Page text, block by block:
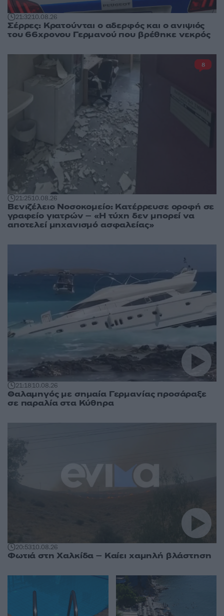
21:3210.08.26
Σέρρες: Κρατούνται ο αδερφός και ο ανιψιός
του 66χρονου Γερμανού που βρέθηκε νεκρός
21:2510.08.26
Βενιζέλειο Νοσοκομείο: Κατέρρευσε οροφή σε
γραφείο γιατρών – «Η τύχη δεν μπορεί να
αποτελεί μηχανισμό ασφαλείας»
8
21:1810.08.26
Θαλαμηγός με σημαία Γερμανίας προσάραξε
σε παραλία στα Κύθηρα
20:5310.08.26
Φωτιά στη Χαλκίδα – Καίει χαμηλή βλάστηση